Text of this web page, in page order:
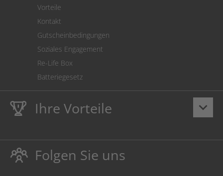
Vorteile
Kontakt
Gutscheinbedingungen
Soziales Engagement
Re-Life Box
Batteriegesetz
keyboard_arrow_down
Ihre Vorteile
LebenslangeHausmarke Garantieauf Toner und Tinte
schützt auch Ihren Drucker.
Umweltfreundlich dadurch Abfallvermeidung.
Folgen Sie uns